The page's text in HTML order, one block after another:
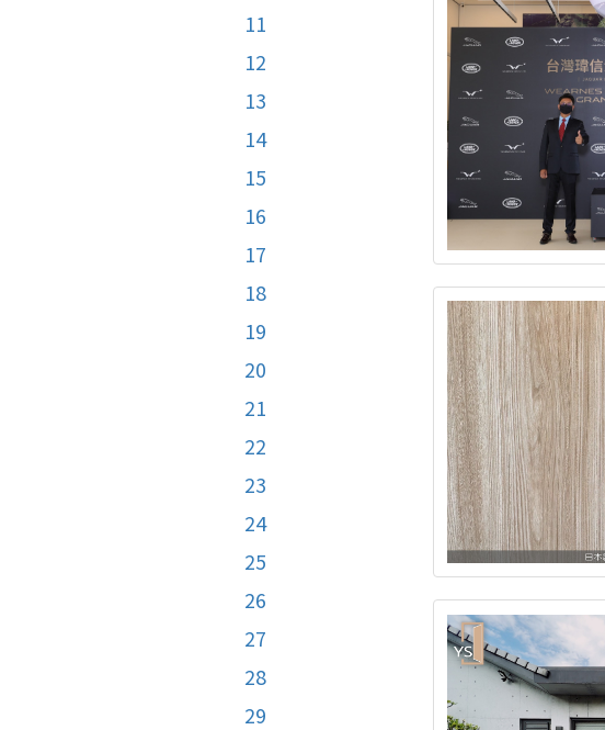
11
12
13
14
15
16
17
18
19
20
21
22
23
24
25
26
27
28
29